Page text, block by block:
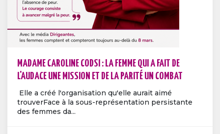
MADAME CAROLINE CODSI : LA FEMME QUI A FAIT DE
L'AUDACE UNE MISSION ET DE LA PARITÉ UN COMBAT
Elle a créé l'organisation qu'elle aurait aimé
trouverFace à la sous-représentation persistante
des femmes da...